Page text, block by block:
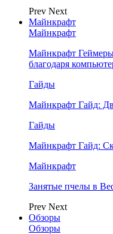
Prev Next
Майнкрафт
Майнкрафт
Майнкрафт
благодаря
Гайды
Майнкрафт Гайд:
Гайды
Майнкрафт Гайд:
Майнкрафт
Занятые пчелы в
Prev Next
Обзоры
Обзоры